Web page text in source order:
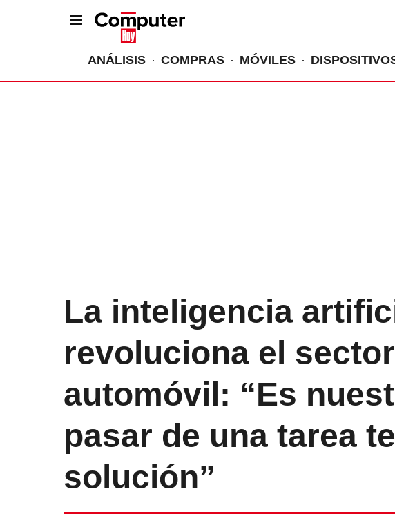
ANÁLISIS COMPRAS MÓVILES
La inteligencia
revoluciona el
automóvil: “Es
pasar de una tarea
solución”